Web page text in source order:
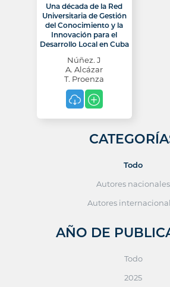
Una década de la Red
Universitaria de Gestión
del Conocimiento y la
Innovación para el
Desarrollo Local en Cuba
Núñez. J
A. Alcázar
T. Proenza
Todo
Autores nacionales
Autores
AÑO DE
Todo
2025